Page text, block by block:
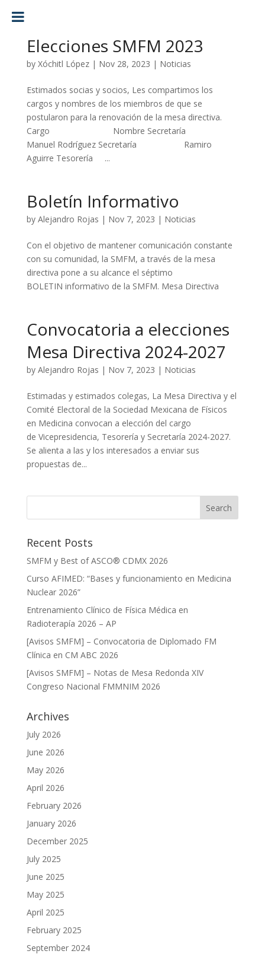
Elecciones SMFM 2023
by Xóchitl López| Nov 28, 2023 | Noticias
Estimados socias y socios, Les compartimos los
cargos y nombres de los miembros de que se
postularon para la renovación de la mesa directiva.
Cargo Nombre Secretaría
Manuel Rodríguez Secretaría Ramiro
Aguirre Tesorería ...
Boletín Informativo
by Alejandro Rojas | Nov 7, 2023 | Noticias
Con el objetivo de mantener comunicación constante
con su comunidad, la SMFM, a través de la mesa
directiva pone a su alcance el séptimo
BOLETIN informativo de la SMFM. Mesa Directiva
Convocatoria a elecciones
Mesa Directiva 2024-2027
by Alejandro Rojas | Nov 7, 2023 | Noticias
Estimadas y estimados colegas, La Mesa Directiva y el
Comité Electoral de la Sociedad Mexicana de Físicos
en Medicina convocan a elección del cargo
de Vicepresidencia, Tesorería y Secretaría 2024-2027.
Se alienta a las y los interesados a enviar sus
propuestas de...
Recent Posts
SMFM y Best of ASCO® CDMX 2026
Curso AFIMED: “Bases y funcionamiento en Medicina
Nuclear 2026”
Entrenamiento Clínico de Física Médica en
Radioterapía 2026 – AP
[Avisos SMFM] – Convocatoria de Diplomado FM
Clínica en CM ABC 2026
[Avisos SMFM] – Notas de Mesa Redonda XIV
Congreso Nacional FMMNIM 2026
Archives
July 2026
June 2026
May 2026
April 2026
February 2026
January 2026
December 2025
July 2025
June 2025
May 2025
April 2025
February 2025
September 2024